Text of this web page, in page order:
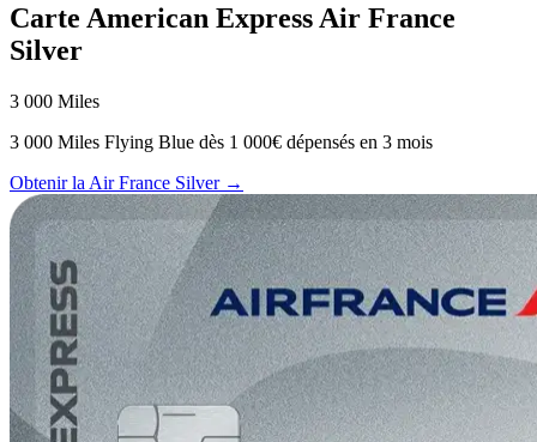
Carte American Express Air France
Silver
3 000 Miles
3 000 Miles Flying Blue dès 1 000€ dépensés en 3 mois
Obtenir la Air France Silver →